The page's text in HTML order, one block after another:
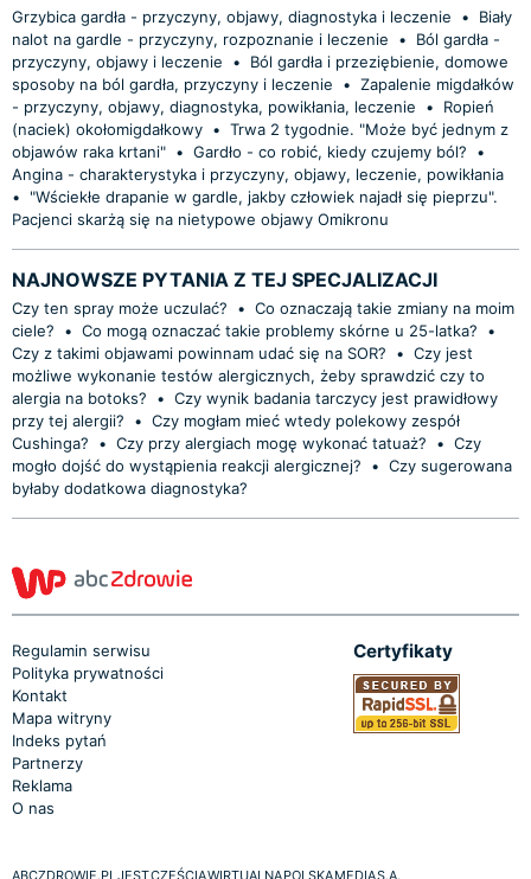
Grzybica gardła - przyczyny, objawy, diagnostyka i leczenie •
Biały
nalot na gardle - przyczyny, rozpoznanie i leczenie
•
Ból gardła -
przyczyny, objawy i leczenie
•
Ból gardła i przeziębienie, domowe
sposoby na ból gardła, przyczyny i leczenie
• Zapalenie migdałków
- przyczyny, objawy, diagnostyka, powikłania, leczenie
•
Ropień
(naciek) okołomigdałkowy • Trwa 2 tygodnie. "Może być jednym z
objawów raka krtani" • Gardło - co robić, kiedy czujemy ból?
•
Angina - charakterystyka i przyczyny, objawy, leczenie, powikłania
•
"Wściekłe drapanie w gardle, jakby człowiek najadł się pieprzu".
Pacjenci skarżą się na nietypowe objawy Omikronu
NAJNOWSZE PYTANIA Z TEJ SPECJALIZACJI
Czy ten spray może uczulać? • Co oznaczają takie zmiany na moim
ciele?
• Co mogą oznaczać takie problemy skórne u 25-latka?
•
Czy z takimi objawami powinnam udać się na SOR?
• Czy jest
możliwe wykonanie testów alergicznych, żeby sprawdzić czy to
alergia na botoks?
• Czy wynik badania tarczycy jest prawidłowy
przy tej alergii?
• Czy mogłam mieć wtedy polekowy zespół
Cushinga?
• Czy przy alergiach mogę wykonać tatuaż? • Czy
mogło dojść do wystąpienia reakcji alergicznej?
• Czy sugerowana
byłaby dodatkowa diagnostyka?
Regulamin serwisu
Polityka prywatności
Kontakt
Mapa witryny
Indeks pytań
Partnerzy
Reklama
O nas
Certyfikaty
ABCZDROWIE.PL JEST CZĘŚCIĄ WIRTUALNA POLSKA MEDIA S.A.